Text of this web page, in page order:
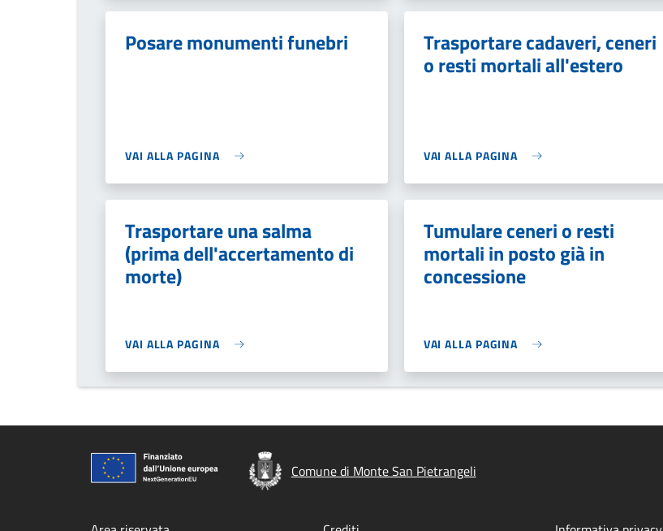
Posare monumenti funebri
VAI ALLA PAGINA
Trasportare cadaveri, ceneri
o resti mortali all'estero
VAI ALLA PAGINA
Trasportare una salma
(prima dell'accertamento di
morte)
VAI ALLA PAGINA
Tumulare ceneri o resti
mortali in posto già in
concessione
VAI ALLA PAGINA
Comune di Monte San Pietrangeli